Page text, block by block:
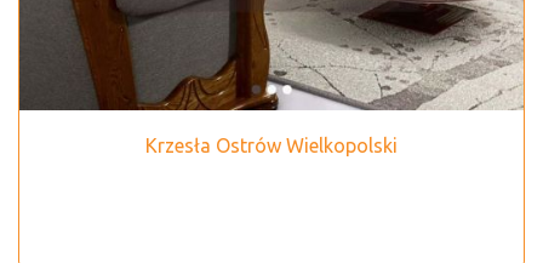
Krzesła Ostrów Wielkopolski